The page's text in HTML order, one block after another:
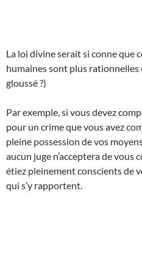
La loi divine serait si conne que
humaines sont plus rationnelles
gloussé ?)
Par exemple, si vous devez
pour un crime que vous avez
pleine possession de vos
aucun juge n’acceptera de vous
étiez pleinement conscients de
qui s’y rapportent.